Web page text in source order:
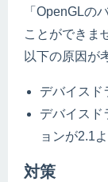
「OpenGLの
ことができま
以下の原因が
デバイスド
デバイスド
ョンが2.1
対策